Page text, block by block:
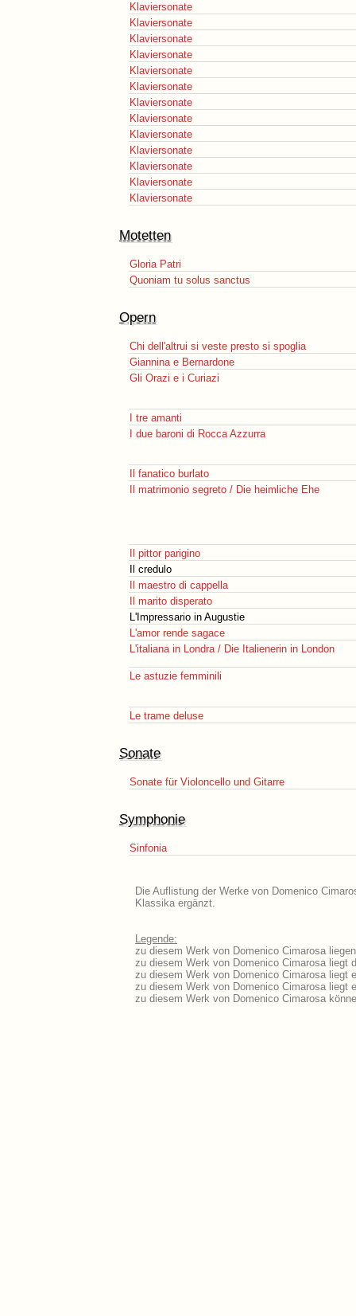
Klaviersonate
Klaviersonate
Klaviersonate
Klaviersonate
Klaviersonate
Klaviersonate
Klaviersonate
Klaviersonate
Klaviersonate
Klaviersonate
Klaviersonate
Klaviersonate
Klaviersonate
Motetten
Gloria Patri
Quoniam tu solus sanctus
Opern
Chi dell'altrui si veste presto si spoglia
Giannina e Bernardone
Gli Orazi e i Curiazi
I tre amanti
I due baroni di Rocca Azzurra
Il fanatico burlato
Il matrimonio segreto / Die heimliche Ehe
Il pittor parigino
Il credulo
Il maestro di cappella
Il marito disperato
L'Impressario in Augustie
L'amor rende sagace
L'italiana in Londra / Die Italienerin in London
Le astuzie femminili
Le trame deluse
Sonate
Sonate für Violoncello und Gitarre
Symphonie
Sinfonia
Die Auflistung der Werke von Domenico
Klassika ergänzt.
Legende:
zu diesem Werk von Domenico Cimarosa
zu diesem Werk von Domenico Cimarosa liegt
zu diesem Werk von Domenico Cimarosa liegt
zu diesem Werk von Domenico Cimarosa liegt
zu diesem Werk von Domenico Cimarosa